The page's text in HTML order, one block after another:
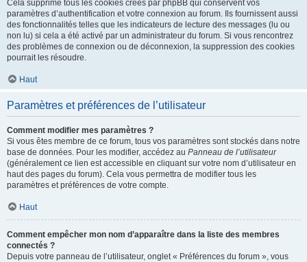
Cela supprime tous les cookies créés par phpBB qui conservent vos
paramètres d’authentification et votre connexion au forum. Ils fournissent aussi
des fonctionnalités telles que les indicateurs de lecture des messages (lu ou
non lu) si cela a été activé par un administrateur du forum. Si vous rencontrez
des problèmes de connexion ou de déconnexion, la suppression des cookies
pourrait les résoudre.
Haut
Paramètres et préférences de l’utilisateur
Comment modifier mes paramètres ?
Si vous êtes membre de ce forum, tous vos paramètres sont stockés dans notre
base de données. Pour les modifier, accédez au Panneau de l’utilisateur
(généralement ce lien est accessible en cliquant sur votre nom d’utilisateur en
haut des pages du forum). Cela vous permettra de modifier tous les
paramètres et préférences de votre compte.
Haut
Comment empêcher mon nom d’apparaître dans la liste des membres
connectés ?
Depuis votre panneau de l’utilisateur, onglet « Préférences du forum », vous